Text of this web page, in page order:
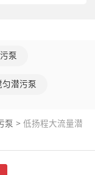
物潜水电泵》执
物潜水电泵》。
严重污染废水的
泵
匀潜污泵
泵 > 低扬程大流量潜